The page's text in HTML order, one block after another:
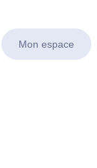
Mon espace